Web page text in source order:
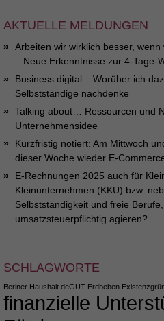
AKTUELLE MELDUNGEN
Arbeiten wir wirklich besser,
– Neue Erkenntnisse zur 4-Tage-
Business digital – Worüber ich
Selbstständige nachdenke
Talking about… Ressourcen und
Unternehmensidee
Kurzfristig notiert: Am Mittwoch
dieser Woche wieder E-
E-Rechnungen 2025 auch für
Kleinunternehmen (KKU) bzw.
Selbstständigkeit und freie
umsatzsteuerpflichtig agieren?
SCHLAGWORTE
Beriner Haushalt deGUT Erdbeben
finanzielle